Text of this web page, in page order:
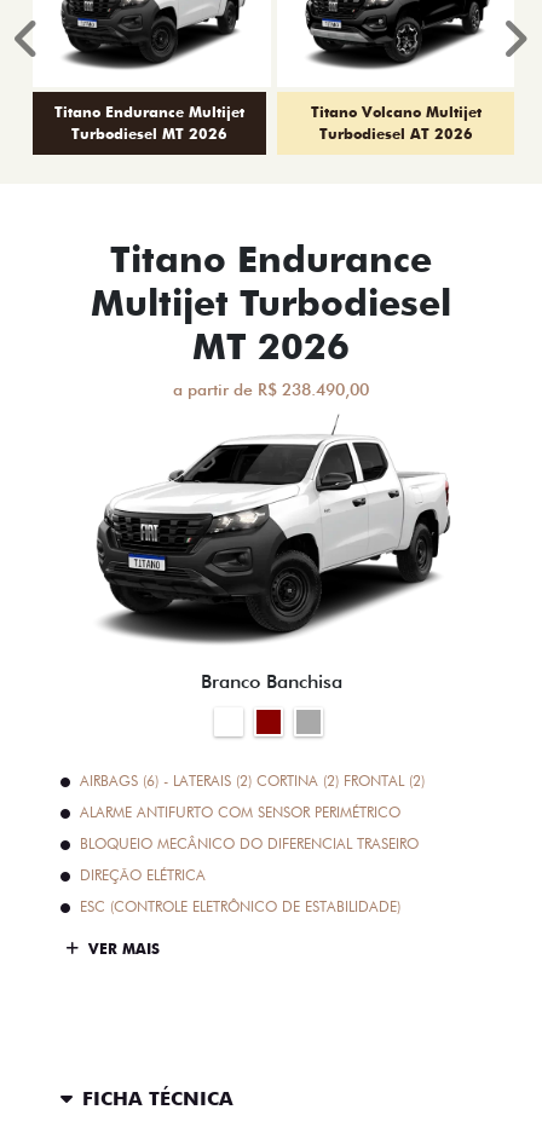
Titano Endurance Multijet
Turbodiesel MT 2026
Titano Volcano Multijet
Turbodiesel AT 2026
Anterior
Titano Endurance
Multijet Turbodiesel
MT 2026
a partir de R$ 238.490,00
Branco Banchisa
AIRBAGS (6) - LATERAIS (2) CORTINA (2) FRONTAL (2)
ALARME ANTIFURTO COM SENSOR PERIMÉTRICO
BLOQUEIO MECÂNICO DO DIFERENCIAL TRASEIRO
DIREÇÃO ELÉTRICA
ESC (CONTROLE ELETRÔNICO DE ESTABILIDADE)
VER MAIS
FICHA TÉCNICA